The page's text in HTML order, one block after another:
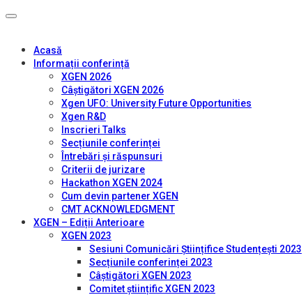
Acasă
Informații conferință
XGEN 2026
Câștigători XGEN 2026
Xgen UFO: University Future Opportunities
Xgen R&D
Inscrieri Talks
Secțiunile conferinței
Întrebări și răspunsuri
Criterii de jurizare
Hackathon XGEN 2024
Cum devin partener XGEN
CMT ACKNOWLEDGMENT
XGEN – Ediții Anterioare
XGEN 2023
Sesiuni Comunicări Științifice Studențești 2023
Secțiunile conferinței 2023
Câștigători XGEN 2023
Comitet științific XGEN 2023